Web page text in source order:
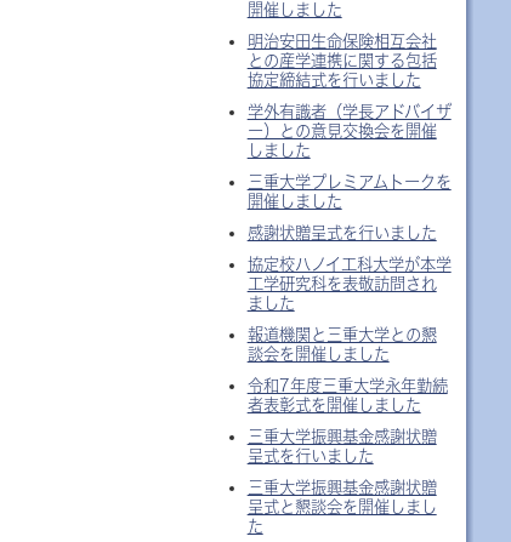
開催しました
明治安田生命保険相互会社
との産学連携に関する包括
協定締結式を行いました
学外有識者（学長アドバイザ
ー）との意見交換会を開催
しました
三重大学プレミアムトークを
開催しました
感謝状贈呈式を行いました
協定校ハノイ工科大学が本学
工学研究科を表敬訪問され
ました
報道機関と三重大学との懇
談会を開催しました
令和7年度三重大学永年勤続
者表彰式を開催しました
三重大学振興基金感謝状贈
呈式を行いました
三重大学振興基金感謝状贈
呈式と懇談会を開催しまし
た